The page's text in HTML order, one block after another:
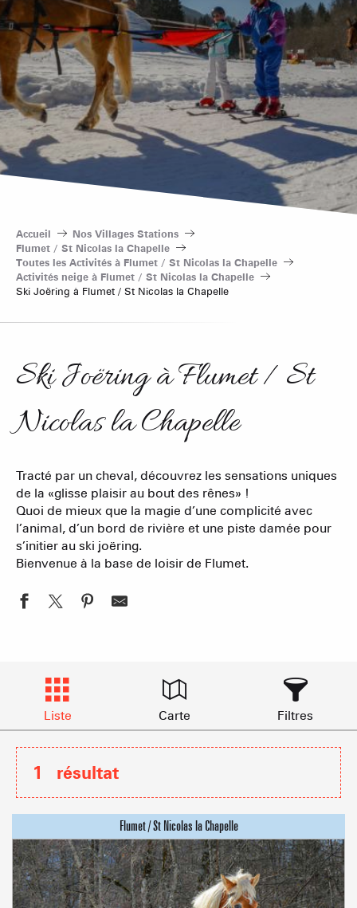
Accueil
Nos Villages Stations
Flumet / St Nicolas la Chapelle
Toutes les Activités à Flumet / St Nicolas la Chapelle
Activités neige à Flumet / St Nicolas la Chapelle
Ski Joëring à Flumet / St Nicolas la Chapelle
Ski Joëring à Flumet / St
Nicolas la Chapelle
Tracté par un cheval, découvrez les sensations uniques
de la «glisse plaisir au bout des rênes» !
Quoi de mieux que la magie d’une complicité avec
l’animal, d’un bord de rivière et une piste damée pour
s’initier au ski joëring.
Bienvenue à la base de loisir de Flumet.
Liste Carte Filtres
1 résultat